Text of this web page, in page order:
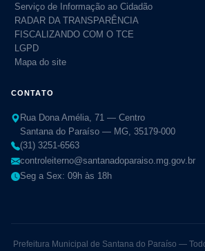
Serviço de Informação ao Cidadão
RADAR DA TRANSPARÊNCIA
FISCALIZANDO COM O TCE
LGPD
Mapa do site
CONTATO
Rua Dona Amélia, 71 — Centro
Santana do Paraíso — MG, 35179-000
(31) 3251-6563
controleiterno@santanadoparaiso.mg.gov.br
Seg a Sex: 09h às 18h
Prefeitura Municipal de Santana do Paraíso —